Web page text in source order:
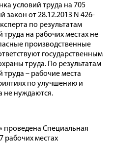
условий труда на 705
закон от 28.12.2013 N 426-
по результатам
на рабочих местах не
производственные
государственным
труда. По результатам
– рабочие места
по улучшению и
не нуждаются.
проведена Специальная
рабочих местах